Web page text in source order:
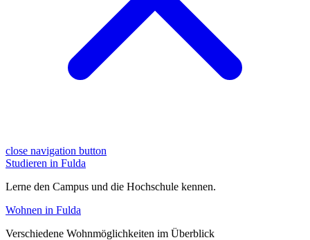
close navigation button
Studieren in Fulda
Lerne den Campus und die Hochschule kennen.
Wohnen in Fulda
Verschiedene Wohnmöglichkeiten im Überblick